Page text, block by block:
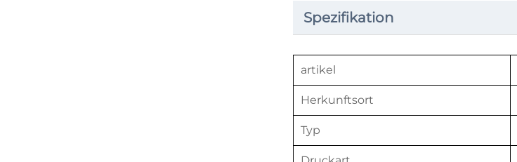
Spezifikation
artikel
Herkunftsort
Typ